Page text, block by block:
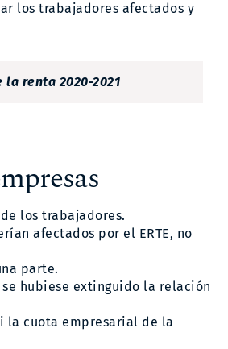
los trabajadores afectados y
la renta 2020-2021
los trabajadores.
afectados por el ERTE, no
parte.
se hubiese extinguido la relación
la cuota empresarial de la